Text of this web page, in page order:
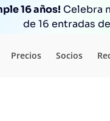
16 años! Celebra
de 16 entradas
Precios Socios